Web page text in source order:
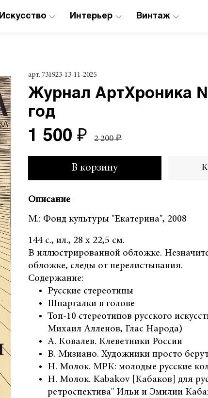
Искусство Интерьер Винтаж
арт. 731923-13-11-2025
Журнал АртХроника
год
1 500 ₽ 2 200 ₽
В корзину
Описание
М.: Фонд культуры "Екатерина", 2008
144 с., ил., 28 х 22,5 см.
В иллюстрированной обложке.
обложке, следы от перелистывания.
Содержание:
Русские стереотипы
Шпаргалки в голове
Топ-10 стереотипов русского
Михаил Алленов, Глас Народа)
А. Ковалев. Клеветники России
В. Мизиано. Художники просто
Н. Молок. МРК: молодые русские
Н. Молок. Kаbakov [Кабаков] для
ретроспектива" Ильи и Эмилии